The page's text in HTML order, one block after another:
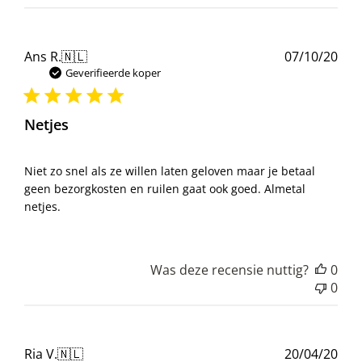
Ans R.🇳🇱
Geverifieerde koper
Netjes
Niet zo snel als ze willen laten geloven maar je betaal
geen bezorgkosten en ruilen gaat ook goed. Almetal
netjes.
07/10/20
Was deze recensie nuttig?
0
0
Ria V.🇳🇱 20/04/20